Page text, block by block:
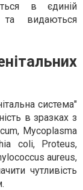
в єдиній
та видаються
система"
в зразках з
Mycoplasma
coli, Proteus,
aureus,
чутливість